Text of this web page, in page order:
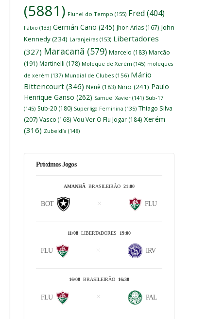
(5881) Flunel do Tempo (155) Fred (404)
Fábio (133) Germán Cano (245) Jhon Arias (167) John
Kennedy(234) Laranjeiras (153) Libertadores
(327) Maracanã (579) Marcelo (183) Marcão
(191) Martinelli (178) Moleque de Xerém (145) moleques
de xerém (137) Mundial de Clubes (156) Mário
Bittencourt (346) Nenê (183) Nino (241) Paulo
Henrique Ganso (262) Samuel Xavier (141) Sub-17
(145) Sub-20 (180) Superliga Feminina (135) Thiago Silva
(207) Vasco (168) Vou Ver O Flu Jogar (184) Xerém
(316) Zubeldía (148)
Próximos Jogos
AMANHÃ BRASILEIRÃO 21:00
BOT FLU
11/08 LIBERTADORES 19:00
FLU IRV
16/08 BRASILEIRÃO 16:30
FLU PAL